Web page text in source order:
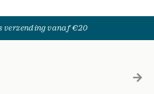
verzending vanaf €20